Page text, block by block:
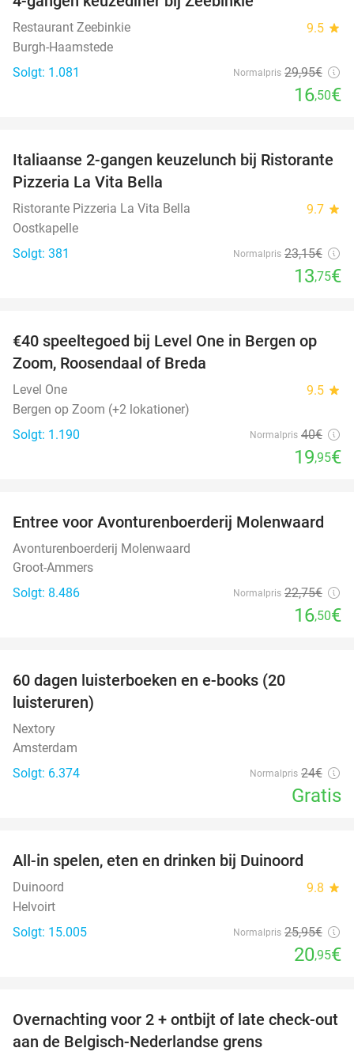
Restaurant Zeebinkie 9.5 star
Burgh-Haamstede
Solgt: 1.081
Normalpris 29,95€
16,50€
41%
Italiaanse 2-gangen keuzelunch bij Ristorante
Pizzeria La Vita Bella
Ristorante Pizzeria La Vita Bella 9.7 star
Oostkapelle
Solgt: 381
Normalpris 23,15€
13,75€
50%
€40 speeltegoed bij Level One in Bergen op
Zoom, Roosendaal of Breda
Level One 9.5 star
Bergen op Zoom (+2 lokationer)
Solgt: 1.190
Normalpris 40€
19,95€
27%
Entree voor Avonturenboerderij Molenwaard
Avonturenboerderij Molenwaard
Groot-Ammers
Solgt: 8.486
Normalpris 22,75€
16,50€
60 dagen luisterboeken en e-books (20
luisteruren)
Nextory
Amsterdam
Solgt: 6.374
Normalpris 24€
Gratis
All-in spelen, eten en drinken bij Duinoord
Duinoord 9.8 star
Helvoirt
Solgt: 15.005
Normalpris 25,95€
20,95€
45%
Overnachting voor 2 + ontbijt of late check-out
aan de Belgisch-Nederlandse grens